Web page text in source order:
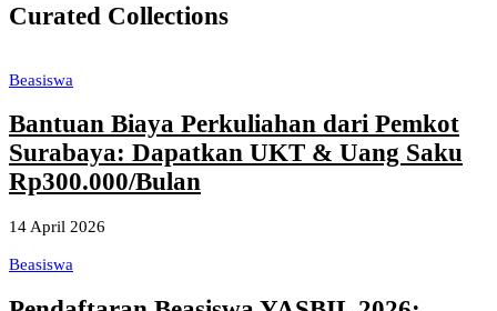
Curated Collections
Beasiswa
Bantuan Biaya Perkuliahan dari Pemkot
Surabaya: Dapatkan UKT & Uang Saku
Rp300.000/Bulan
14 April 2026
Beasiswa